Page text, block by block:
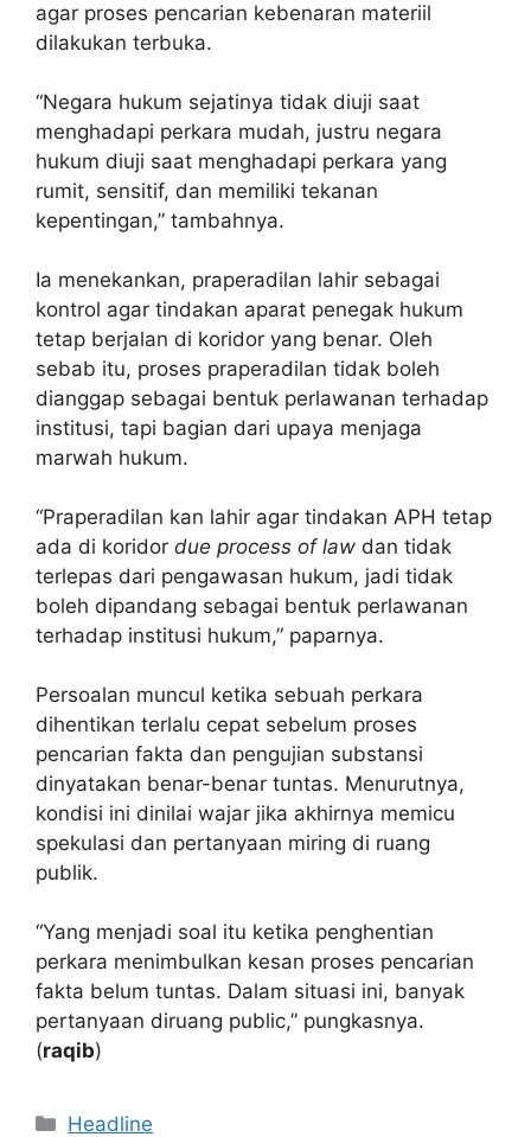
agar proses pencarian kebenaran materiil
dilakukan terbuka.
“Negara hukum sejatinya tidak diuji saat
menghadapi perkara mudah, justru negara
hukum diuji saat menghadapi perkara yang
rumit, sensitif, dan memiliki tekanan
kepentingan,” tambahnya.
Ia menekankan, praperadilan lahir sebagai
kontrol agar tindakan aparat penegak hukum
tetap berjalan di koridor yang benar. Oleh
sebab itu, proses praperadilan tidak boleh
dianggap sebagai bentuk perlawanan terhadap
institusi, tapi bagian dari upaya menjaga
marwah hukum.
“Praperadilan kan lahir agar tindakan APH tetap
ada di koridor due process of law dan tidak
terlepas dari pengawasan hukum, jadi tidak
boleh dipandang sebagai bentuk perlawanan
terhadap institusi hukum,” paparnya.
Persoalan muncul ketika sebuah perkara
dihentikan terlalu cepat sebelum proses
pencarian fakta dan pengujian substansi
dinyatakan benar-benar tuntas. Menurutnya,
kondisi ini dinilai wajar jika akhirnya memicu
spekulasi dan pertanyaan miring di ruang
publik.
“Yang menjadi soal itu ketika penghentian
perkara menimbulkan kesan proses pencarian
fakta belum tuntas. Dalam situasi ini, banyak
pertanyaan diruang public,” pungkasnya.
(raqib)
Kategori
Headline